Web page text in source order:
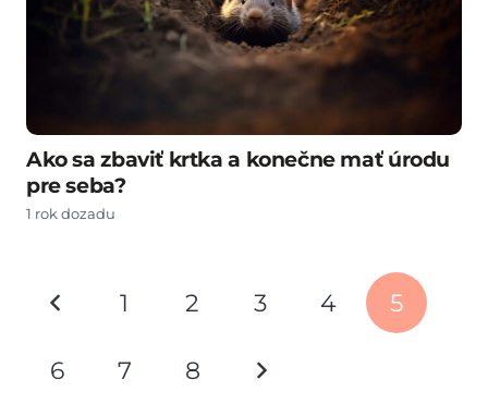
Ako sa zbaviť krtka a konečne mať úrodu
pre seba?
1 rok dozadu
1 2 3 4 5
6 7 8